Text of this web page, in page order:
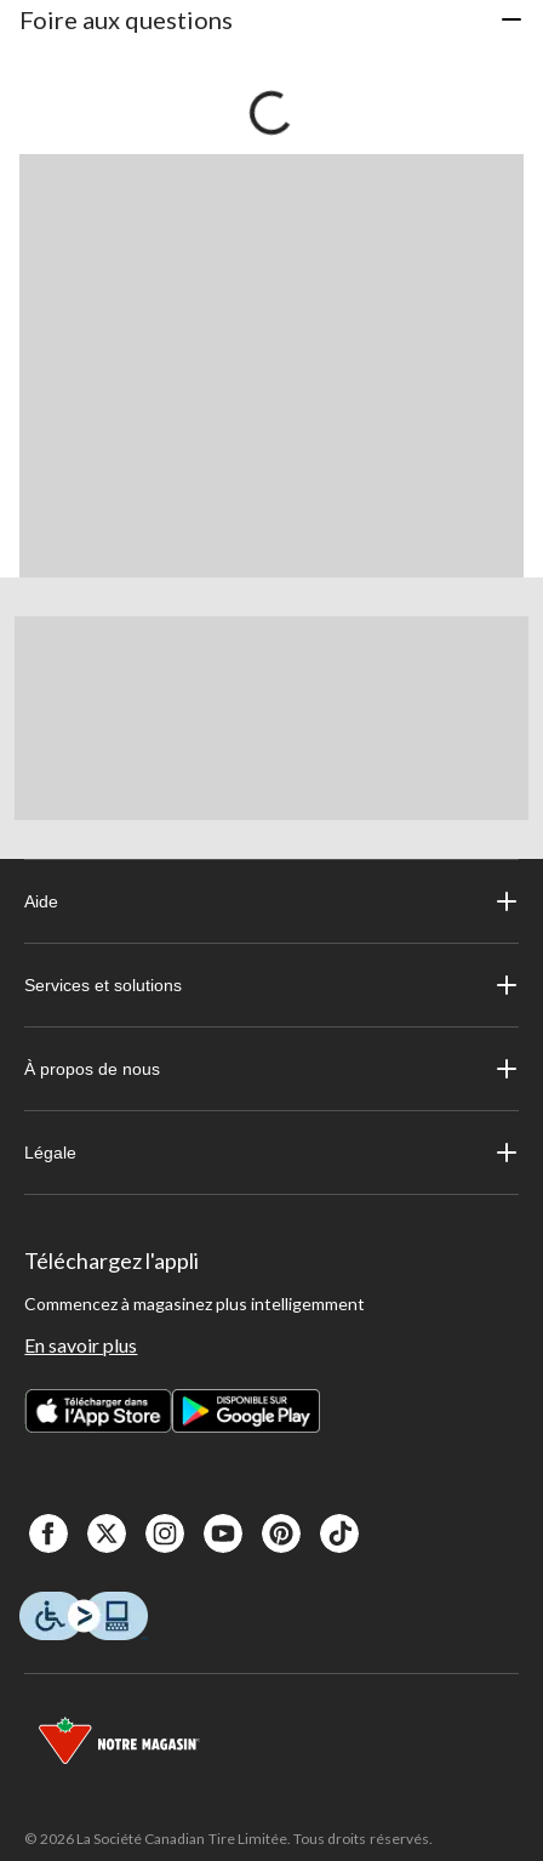
Foire aux questions
Aide
Services et solutions
À propos de nous
Légale
Téléchargez l'appli
Commencez à magasinez plus intelligemment
En savoir plus
© 2026 La Société Canadian Tire Limitée. Tous droits réservés.